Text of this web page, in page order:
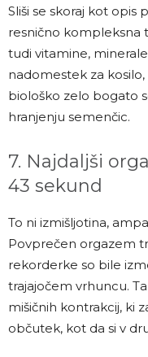
Sliši se skoraj kot opis
resnično kompleksna
tudi vitamine,
nadomestek za
biološko zelo bogato
hranjenju semenčic.
7. Najdaljši
43 sekund
To ni izmišljotina,
Povprečen orgazem
rekorderke so bile
trajajočem vrhuncu.
mišičnih kontrakcij, ki
občutek, kot da si v